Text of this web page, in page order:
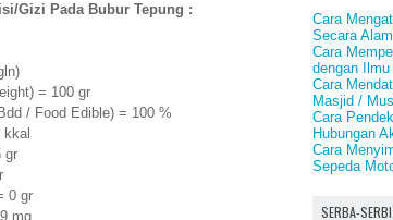
Gizi Pada Bubur Tepung :
= 100 gr
/ Food Edible) = 100 %
gr
0 gr
mg
Cara
Secara
Cara
dengan Ilmu
Cara
Masjid /
Cara
Hubungan
Cara
Sepeda
SERBA-SERBI